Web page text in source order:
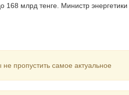
168 млрд тенге. Министр энергетики
пропустить самое актуальное